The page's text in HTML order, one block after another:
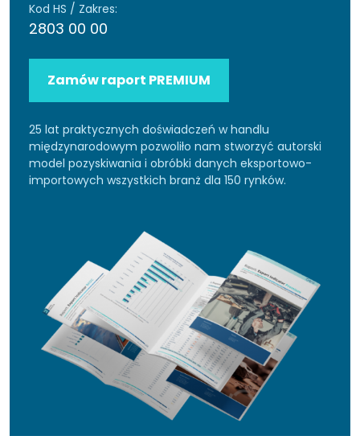
Kod HS / Zakres:
2803 00 00
Zamów raport PREMIUM
25 lat praktycznych doświadczeń w handlu
międzynarodowym pozwoliło nam stworzyć autorski
model pozyskiwania i obróbki danych eksportowo-
importowych wszystkich branż dla 150 rynków.